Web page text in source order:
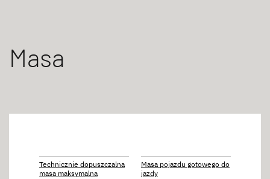
Masa
Technicznie dopuszczalna
masa maksymalna
Masa pojazdu gotowego do
jazdy